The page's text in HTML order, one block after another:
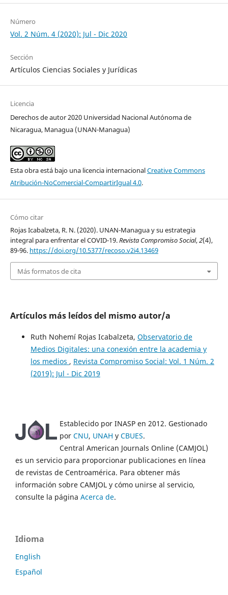
Número
Vol. 2 Núm. 4 (2020): Jul - Dic 2020
Sección
Artículos Ciencias Sociales y Jurídicas
Licencia
Derechos de autor 2020 Universidad Nacional Autónoma de
Nicaragua, Managua (UNAN-Managua)
Esta obra está bajo una licencia internacionalCreative Commons
Atribución-NoComercial-CompartirIgual 4.0.
Cómo citar
Rojas Icabalzeta, R. N. (2020). UNAN-Managua y su estrategia
integral para enfrentar el COVID-19.Revista Compromiso Social,2(4),
89-96. https://doi.org/10.5377/recoso.v2i4.13469
Más formatos de cita
Artículos más leídos del mismo autor/a
Ruth Nohemí Rojas Icabalzeta, Observatorio de
Medios Digitales: una conexión entre la academia y
los medios , Revista Compromiso Social: Vol. 1 Núm. 2
(2019): Jul - Dic 2019
Establecido por INASP en 2012. Gestionado
por CNU, UNAH y CBUES.
Central American Journals Online (CAMJOL)
es un servicio para proporcionar publicaciones en línea
de revistas de Centroamérica. Para obtener más
información sobre CAMJOL y cómo unirse al servicio,
consulte la página Acerca de.
Idioma
English
Español